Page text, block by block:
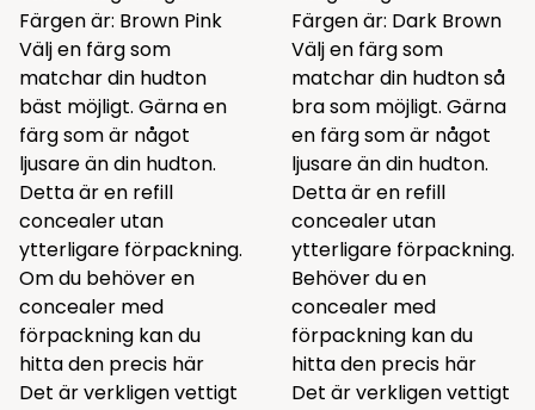
Färgen är: Brown Pink
Välj en färg som
matchar din hudton
bäst möjligt. Gärna en
färg som är något
ljusare än din hudton.
Detta är en refill
concealer utan
ytterligare förpackning.
Om du behöver en
concealer med
förpackning kan du
hitta den precis här
Det är verkligen vettigt
Färgen är: Dark Brown
Välj en färg som
matchar din hudton så
bra som möjligt. Gärna
en färg som är något
ljusare än din hudton.
Detta är en refill
concealer utan
ytterligare förpackning.
Behöver du en
concealer med
förpackning kan du
hitta den precis här
Det är verkligen vettigt